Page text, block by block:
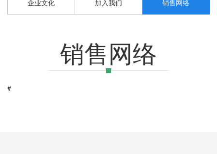
企业文化 加入我们 销售网络
销售网络
#